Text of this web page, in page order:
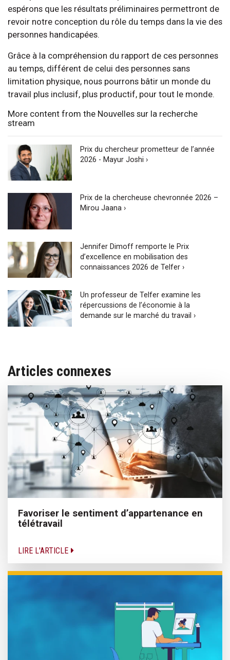
espérons que les résultats préliminaires permettront de
revoir notre conception du rôle du temps dans la vie des
personnes handicapées.
Grâce à la compréhension du rapport de ces personnes
au temps, différent de celui des personnes sans
limitation physique, nous pourrons bâtir un monde du
travail plus inclusif, plus productif, pour tout le monde.
More content from the Nouvelles sur la recherche
stream
Prix du chercheur prometteur de l’année
2026 - Mayur Joshi ›
Prix de la chercheuse chevronnée 2026 –
Mirou Jaana ›
Jennifer Dimoff remporte le Prix
d’excellence en mobilisation des
connaissances 2026 de Telfer ›
Un professeur de Telfer examine les
répercussions de l’économie à la
demande sur le marché du travail ›
Articles connexes
Favoriser le sentiment d’appartenance en
télétravail
LIRE L'ARTICLE